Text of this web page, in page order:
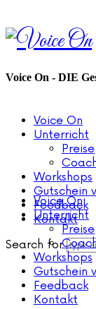
Voice
On
Voice On - DIE
Voice On
Unterricht
Preise
Workshops
Gutschein
Feedback
Kontakt
Search for
Voice On
Unterricht
Preise
Workshops
Gutschein
Feedback
Kontakt